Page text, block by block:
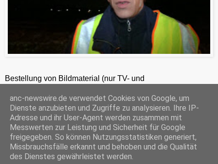
Bestellung von Bildmaterial (nur TV- und
ANC-NEWS-TELEVISION GmbH, Kruppstraße 82 – 100, 45145 Essen, HRB 12411, Amtsgericht Essen, Geschäftsführer: C. Anhuth
C
o
p
y
L
i
E
m
a
i
l
W
h
a
t
s
A
P
r
i
n
F
S
h
a
r
e
‹ Startseite
anc-newswire.de verwendet Cookies von Google, um
Dienste anzubieten und Zugriffe zu analysieren. Ihre IP-
Adresse und ihr User-Agent werden zusammen mit
Messwerten zur Leistung und Sicherheit für Google
freigegeben. So können Nutzungsstatistiken generiert,
Missbrauchsfälle erkannt und behoben und die Qualität
des Dienstes gewährleistet werden.